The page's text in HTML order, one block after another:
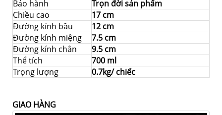
Bảo hành
Trọn đời sản phẩm
Chiều cao
17 cm
Đường kính bầu
12 cm
Đường kính miệng
7.5 cm
Đường kính chân
9.5 cm
Thể tích
700 ml
Trọng lượng
0.7kg/ chiếc
GIAO HÀNG